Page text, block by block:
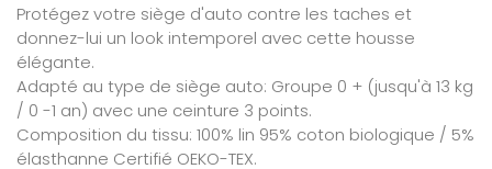
Protégez votre siège d'auto contre les taches et
donnez-lui un look intemporel avec cette housse
élégante.
Adapté au type de siège auto: Groupe 0 + (jusqu'à 13 kg
/ 0 -1 an) avec une ceinture 3 points.
Composition du tissu: 100% lin 95% coton biologique / 5%
élasthanne Certifié OEKO-TEX.